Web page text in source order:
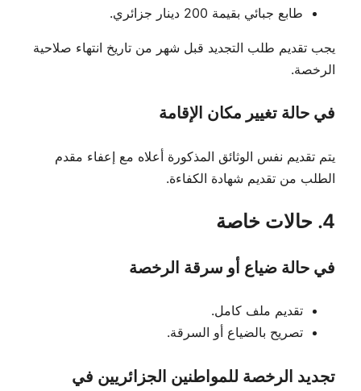
طابع جبائي بقيمة 200 دينار جزائري.
يجب تقديم طلب التجديد قبل شهر من تاريخ انتهاء صلاحية
الرخصة.
في حالة تغيير مكان الإقامة
يتم تقديم نفس الوثائق المذكورة أعلاه مع إعفاء مقدم
الطلب من تقديم شهادة الكفاءة.
4. حالات خاصة
في حالة ضياع أو سرقة الرخصة
تقديم ملف كامل.
تصريح بالضياع أو السرقة.
تجديد الرخصة للمواطنين الجزائريين في